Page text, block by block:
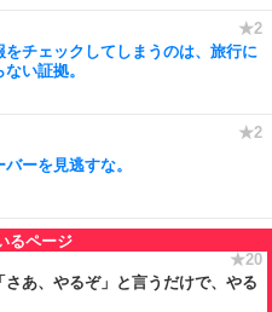
をチェックしてしまうのは、旅行に
い証拠。
ーを見逃すな。
さあ、やるぞ」と言うだけで、やる